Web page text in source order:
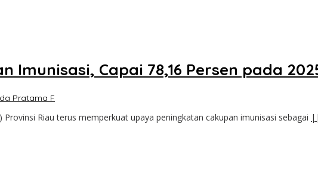
Imunisasi, Capai 78,16 Persen pada
Pratama F
Riau terus memperkuat upaya peningkatan cakupan imunisasi sebagai